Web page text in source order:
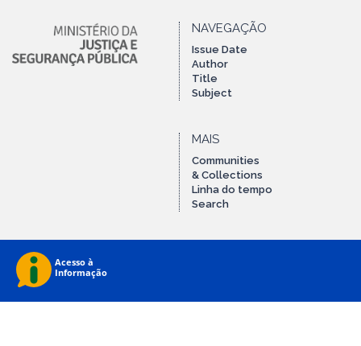
NAVEGAÇÃO
Issue Date
Author
Title
Subject
MAIS
Communities
& Collections
Linha do tempo
Search